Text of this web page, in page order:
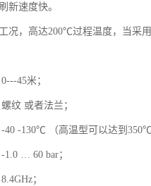
新速度快。
况，高达200℃过程温度，当采
45米；
纹 或者法兰；
40 -130℃ （高温型可以达到350℃
… 60 bar；
；